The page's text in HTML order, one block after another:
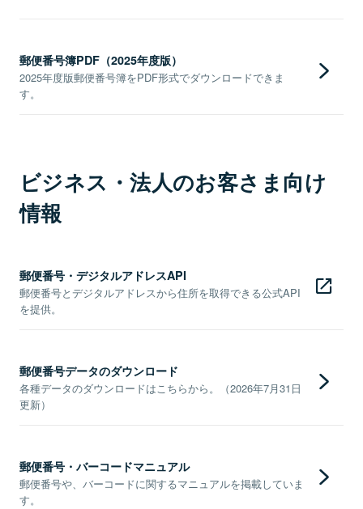
郵便番号簿PDF（2025年度版）
2025年度版郵便番号簿をPDF形式でダウンロードできま
す。
ビジネス・法人のお客さま向け
情報
郵便番号・デジタルアドレスAPI
郵便番号とデジタルアドレスから住所を取得できる公式API
を提供。
郵便番号データのダウンロード
各種データのダウンロードはこちらから。（2026年7月31日
更新）
郵便番号・バーコードマニュアル
郵便番号や、バーコードに関するマニュアルを掲載していま
す。